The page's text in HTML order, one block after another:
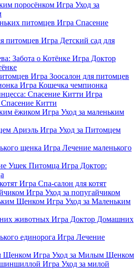
Игра Уход за
Игра Спасение
Игра Детский сад для
Игра Доктор
Игра Зоосалон для питомцев
Игра Кошечка чемпионка
Игра
Китти
Игра Уход за маленьким
Игра Уход за Питомцем
Игра Лечение маленького
Игра Доктор:
Игра Спа-салон для котят
Игра Уход за попугайчиком
Игра Уход за Маленьким
Игра Доктор Домашних
Игра Лечение
Игра Уход за Милым Щенком
Игра Уход за милой